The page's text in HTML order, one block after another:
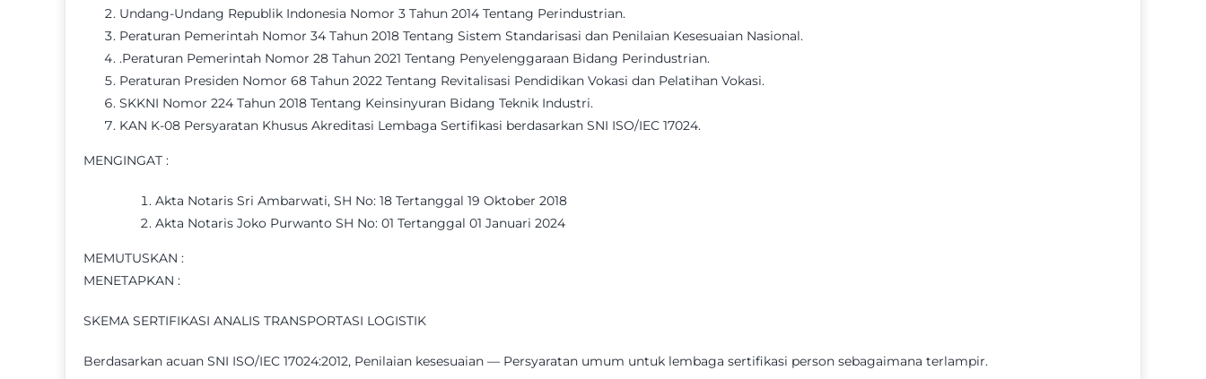
Undang-Undang Republik Indonesia Nomor 3 Tahun 2014 Tentang Perindustrian.
Peraturan Pemerintah Nomor 34 Tahun 2018 Tentang Sistem Standarisasi dan Penilaian Kesesuaian Nasional.
.Peraturan Pemerintah Nomor 28 Tahun 2021 Tentang Penyelenggaraan Bidang Perindustrian.
Peraturan Presiden Nomor 68 Tahun 2022 Tentang Revitalisasi Pendidikan Vokasi dan Pelatihan Vokasi.
SKKNI Nomor 224 Tahun 2018 Tentang Keinsinyuran Bidang Teknik Industri.
KAN K-08 Persyaratan Khusus Akreditasi Lembaga Sertifikasi berdasarkan SNI ISO/IEC 17024.
MENGINGAT :
Akta Notaris Sri Ambarwati, SH No: 18 Tertanggal 19 Oktober 2018
Akta Notaris Joko Purwanto SH No: 01 Tertanggal 01 Januari 2024
MEMUTUSKAN :
MENETAPKAN :
SKEMA SERTIFIKASI ANALIS TRANSPORTASI LOGISTIK
Berdasarkan acuan SNI ISO/IEC 17024:2012, Penilaian kesesuaian — Persyaratan umum untuk lembaga sertifikasi person sebagaimana terlampir.